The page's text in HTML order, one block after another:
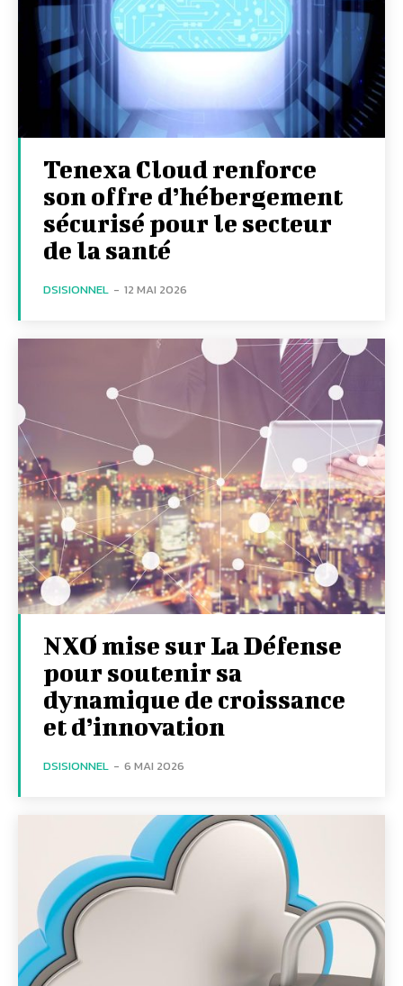
Tenexa Cloud renforce
son offre d’hébergement
sécurisé pour le secteur
de la santé
DSISIONNEL - 12 MAI 2026
NXO mise sur La Défense
pour soutenir sa
dynamique de croissance
et d’innovation
DSISIONNEL - 6 MAI 2026